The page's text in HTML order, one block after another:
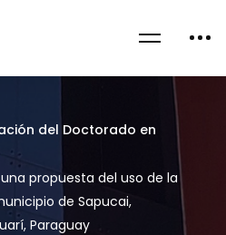
del Doctorado en
propuesta del uso de la
de Sapucai,
Paraguay